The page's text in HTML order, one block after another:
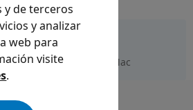
compatible con Mac
y de terceros
y analizar
web para
visite
.